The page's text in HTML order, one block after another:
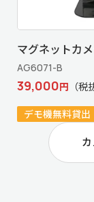
マグネットカ
AG6071-B
39,000円 （税
デモ機無料貸出